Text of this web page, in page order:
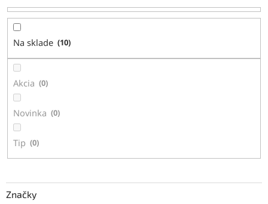
r
o
k
Na sklade 10
Akcia 0
Novinka 0
Tip 0
Značky